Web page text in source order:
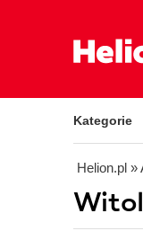
Kategorie
Helion.pl »